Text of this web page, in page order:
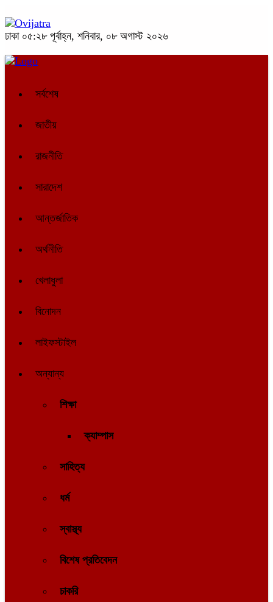
ঢাকা ০৫:২৮ পূর্বাহ্ন, শনিবার, ০৮ অগাস্ট ২০২৬
সর্বশেষ
জাতীয়
রাজনীতি
সারাদেশ
আন্তর্জাতিক
অর্থনীতি
খেলাধুলা
বিনোদন
লাইফস্টাইল
অন্যান্য
শিক্ষা
ক্যাম্পাস
সাহিত্য
ধর্ম
স্বাস্থ্য
বিশেষ প্রতিবেদন
চাকরি